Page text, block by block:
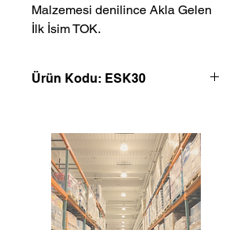
Malzemesi denilince Akla Gelen
İlk İsim TOK.
Ürün Kodu: ESK30